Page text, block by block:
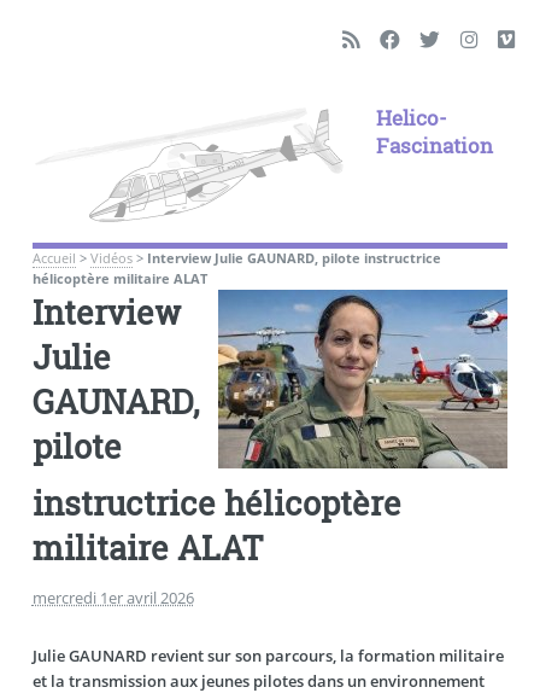
Helico-
Fascination
Accueil > Vidéos> Interview Julie GAUNARD, pilote instructrice
hélicoptère militaire ALAT
Interview
Julie
GAUNARD,
pilote
instructrice hélicoptère
militaire ALAT
mercredi 1er avril 2026
Julie GAUNARD revient sur son parcours, la formation militaire
et la transmission aux jeunes pilotes dans un environnement